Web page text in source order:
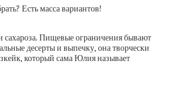
Есть масса вариантов!
сахароза. Пищевые ограничения бывают
десерты и выпечку, она творчески
который сама Юлия называет